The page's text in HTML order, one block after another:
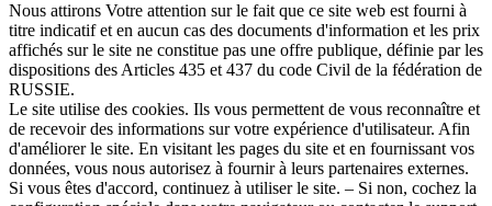
Nous attirons Votre attention sur le fait que ce site web est fourni à
titre indicatif et en aucun cas des documents d'information et les prix
affichés sur le site ne constitue pas une offre publique, définie par les
dispositions des Articles 435 et 437 du code Civil de la fédération de
RUSSIE.
Le site utilise des cookies. Ils vous permettent de vous reconnaître et
de recevoir des informations sur votre expérience d'utilisateur. Afin
d'améliorer le site. En visitant les pages du site et en fournissant vos
données, vous nous autorisez à fournir à leurs partenaires externes.
Si vous êtes d'accord, continuez à utiliser le site. – Si non, cochez la